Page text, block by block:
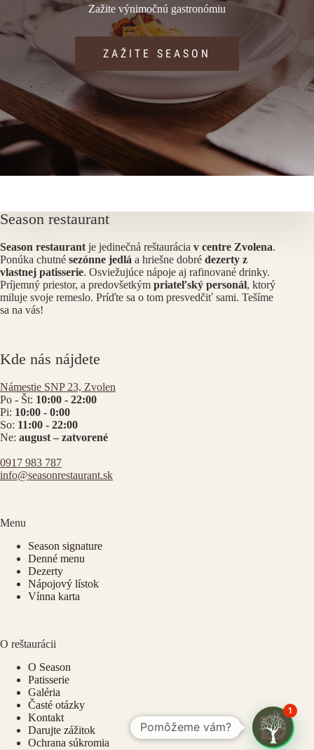
Zažite výnimočnú gastronómiu
ZAŽITE SEASON
Season restaurant
Season restaurantje jedinečná reštaurácia v centre Zvolena.
Ponúka chutné sezónne jedlá a hriešne dobré dezerty z
vlastnej patisserie. Osviežujúce nápoje aj rafinované drinky.
Príjemný priestor, a predovšetkým priateľský personál, ktorý
miluje svoje remeslo. Príďte sa o tom presvedčiť sami. Tešíme
sa na vás!
Kde nás nájdete
Námestie SNP 23, Zvolen
Po - Št: 10:00 - 22:00
Pi: 10:00 - 0:00
So: 11:00 - 22:00
Ne: august – zatvorené
0917 983 787
info@seasonrestaurant.sk
Menu
Season signature
Denné menu
Dezerty
Nápojový lístok
Vínna karta
O reštaurácii
O Season
Patisserie
Galéria
Časté otázky
Kontakt
Darujte zážitok
Ochrana súkromia
Pomôžeme vám?
1